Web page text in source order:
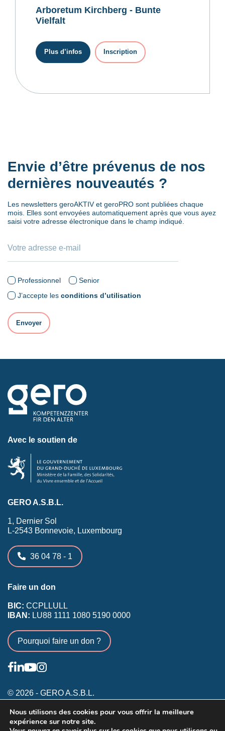
Arboretum Kirchberg - Bunte
Vielfalt
Plus d’infos Inscription
Envie d’être prévenus de nos
dernières nouveautés ?
Les newsletters geroAKTIV et geroPRO sont publiées chaque
mois. Elles sont envoyées automatiquement après que vous ayez
saisi votre adresse électronique dans le champ indiqué.
Professionnel
Senior
J’accepte les conditions d’utilisation
Avec le soutien de
GERO A.S.B.L.
1, Dernier Sol
L-2543 Bonnevoie, Luxembourg
36 04 78 - 1
Faire un don
BIC: CCPLLULL
IBAN: LU88 1111 1080 5190 0000
Pourquoi faire un don ?
© 2026 - GERO A.S.B.L.
Conditions générales
Inscription membres existants
Nous utilisons des cookies pour vous offrir la meilleure
expérience sur notre site.